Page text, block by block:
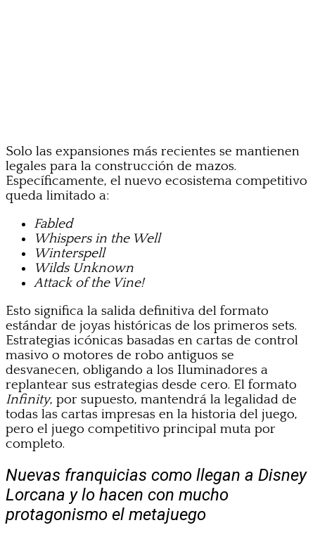
Solo las expansiones más recientes se mantienen
legales para la construcción de mazos.
Específicamente, el nuevo ecosistema competitivo
queda limitado a:
Fabled
Whispers in the Well
Winterspell
Wilds Unknown
Attack of the Vine!
Esto significa la salida definitiva del formato
estándar de joyas históricas de los primeros sets.
Estrategias icónicas basadas en cartas de control
masivo o motores de robo antiguos se
desvanecen, obligando a los Iluminadores a
replantear sus estrategias desde cero. El formato
Infinity, por supuesto, mantendrá la legalidad de
todas las cartas impresas en la historia del juego,
pero el juego competitivo principal muta por
completo.
Nuevas franquicias como llegan a Disney
Lorcana y lo hacen con mucho
protagonismo el metajuego